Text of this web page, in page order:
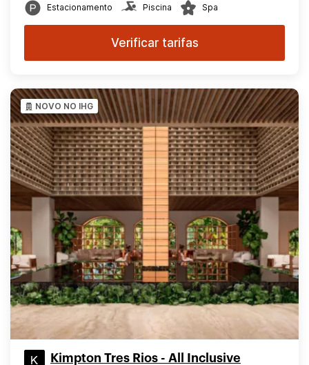
Estacionamento
Piscina Spa
Verificar tarifas
NOVO NO IHG
Kimpton Tres Rios - All Inclusive